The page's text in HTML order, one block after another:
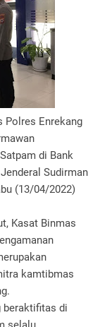
Polres Enrekang
di Bank
Sudirman
(13/04/2022)
Kasat Binmas
kamtibmas
beraktifitas di